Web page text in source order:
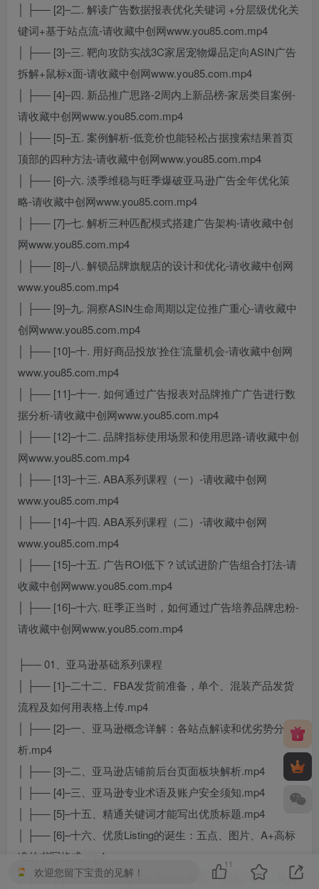
│ ├── [2]–二. 解读广告数据报表优化关键词 +分层级优化关
键词+基于站点流-请收藏中创网www.you85.com.mp4
│ ├── [3]–三. 靶向攻防实战3C家居宠物爆品定向ASIN广告
拆解+鼠标x面-请收藏中创网www.you85.com.mp4
│ ├── [4]–四. 新品推广思路-2周内上新品榜-家居类目案例-
请收藏中创网www.you85.com.mp4
│ ├── [5]–五. 案例解析-低竞价也能轻松占据搜索结果首页
顶部的四种方法-请收藏中创网www.you85.com.mp4
│ ├── [6]–六. 淡季维稳与旺季爆破亚马逊广告全年优化策
略-请收藏中创网www.you85.com.mp4
│ ├── [7]–七. 解析三种匹配模式搭建广告架构-请收藏中创
网www.you85.com.mp4
│ ├── [8]–八. 解锁品牌旗舰店的设计和优化-请收藏中创网
www.you85.com.mp4
│ ├── [9]–九. 洞察ASIN生命周期以定位推广重心-请收藏中
创网www.you85.com.mp4
│ ├── [10]–十. 用好商品投放’拴住’流量机会-请收藏中创网
www.you85.com.mp4
│ ├── [11]–十一. 如何通过广告报表对品牌推广广告进行数
据分析-请收藏中创网www.you85.com.mp4
│ ├── [12]–十二. 品牌指标使用场景和使用思路-请收藏中创
网www.you85.com.mp4
│ ├── [13]–十三. ABA系列课程（一）-请收藏中创网
www.you85.com.mp4
│ ├── [14]–十四. ABA系列课程（二）-请收藏中创网
www.you85.com.mp4
│ ├── [15]–十五. 广告ROI低下？试试进阶广告组合打法-请
收藏中创网www.you85.com.mp4
│ ├── [16]–十六. 旺季正当时，如何通过广告培养品牌忠粉-
请收藏中创网www.you85.com.mp4
├── 01、亚马逊基础系列课程
│ ├── [1]–二十二、FBA发货前准备，单个、混装产品发货
流程及如何用表格上传.mp4
│ ├── [2]–一、亚马逊概念详解：各站点解读和优劣势分
析.mp4
│ ├── [3]–二、亚马逊店铺前后台页面板块解析.mp4
│ ├── [4]–三、亚马逊专业术语及账户安全须知.mp4
│ ├── [5]–十五、精通关键词才能写出优质标题.mp4
│ ├── [6]–十六、优质Listing的诞生：五点、图片、A+高标
准的书写格式.mp4
│ ├── [7]–十七、Listing深层次内容布局：视频、QA、类目
欢迎您留下宝贵的见解！
11